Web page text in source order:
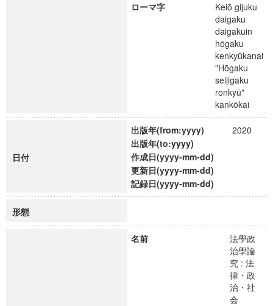
ローマ字
Keiō gijuku
daigaku
daigakuin
hōgaku
kenkyūkanai
"Hōgaku
seijigaku
ronkyū"
kankōkai
日付
出版年(from:yyyy)
2020
出版年(to:yyyy)
作成日(yyyy-mm-dd)
更新日(yyyy-mm-dd)
記録日(yyyy-mm-dd)
形態
名前
法學政
治學論
究 : 法
律・政
治・社
会